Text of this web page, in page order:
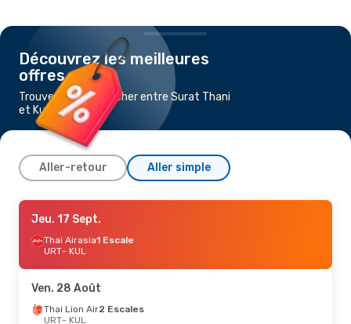
Découvrez les meilleures
offres
Trouvez un vol pas cher entre Surat Thani
et Kuala Lumpur
Aller-retour Aller simple
Jeu. 24 Sept.
Thai Airasia1 Escale
URT- KUL
KUL- URT
Dim. 18 Oct.- Ven. 23 Oct.
Jeu. 17 Sept.
Thai Airasia1 Escale
URT- KUL
Ven. 28 Août
Thai Lion Air2 Escales
URT- KUL